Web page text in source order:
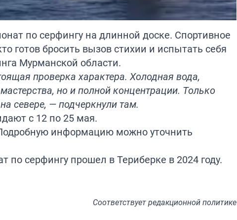
по серфингу на длинной доске. Спортивное
готов бросить вызов стихии и испытать себя
Мурманской области.
проверка характера. Холодная вода,
но и полной концентрации. Только
севере, — подчеркнули там.
с 12 по 25 мая.
информацию можно уточнить
серфингу прошел в Териберке в 2024 году.
Соответствуетредакционной политике